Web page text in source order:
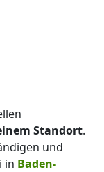
Standort.
und
in Baden-